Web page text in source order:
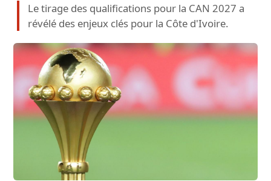
Le tirage des qualifications pour la CAN 2027 a
révélé des enjeux clés pour la Côte d'Ivoire.